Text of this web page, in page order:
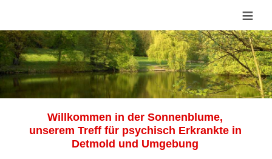
≡
Willkommen in der Sonnenblume,
unserem Treff für psychisch Erkrankte in
Detmold und Umgebung